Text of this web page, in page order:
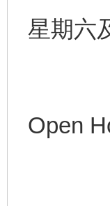
星期六
Open